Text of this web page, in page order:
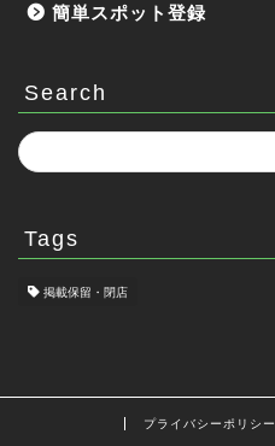
簡単スポット登録
Search
Tags
掲載保留・閉店
プライバシーポリシー